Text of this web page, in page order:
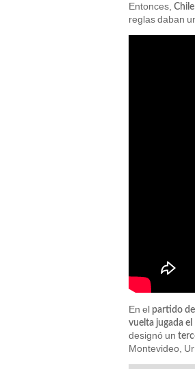
Entonces,
reglas daban
En el partido
vuelta jugada
designó un
Montevideo,